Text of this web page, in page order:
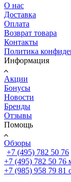
О нас
Доставка
Оплата
Возврат товара
Контакты
Политика
Информация
Акции
Бонусы
Новости
Бренды
Отзывы
Помощь
Обзоры
+7 (495) 782 50 76
+7 (495) 782 50 76
+7 (985) 958 79 81